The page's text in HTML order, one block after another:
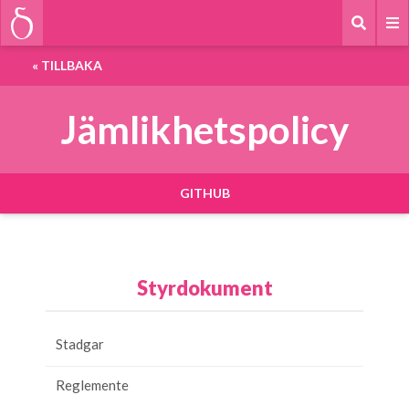
« TILLBAKA
Jämlikhetspolicy
GITHUB
Styrdokument
Stadgar
Reglemente